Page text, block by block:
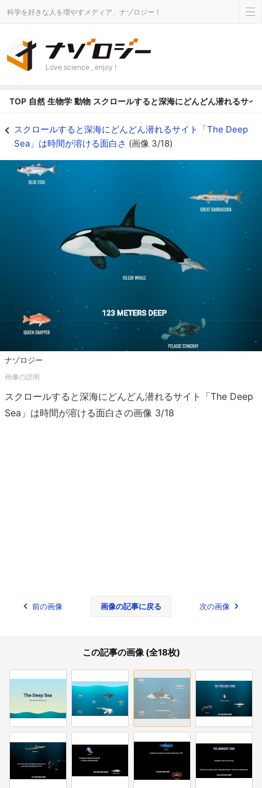
科学を好きな人を増やすメディア、ナゾロジー！
Love science , enjoy !
TOP 自然 生物学 動物 スクロールすると深海にどんどん潜れるサ
スクロールすると深海にどんどん潜れるサイト「The Deep
Sea」は時間が溶ける面白さ (画像 3/18)
ナゾロジー
スクロールすると深海にどんどん潜れるサイト「The Deep
Sea」は時間が溶ける面白さの画像 3/18
前の画像 画像の記事に戻る 次の画像
この記事の画像 (全18枚)